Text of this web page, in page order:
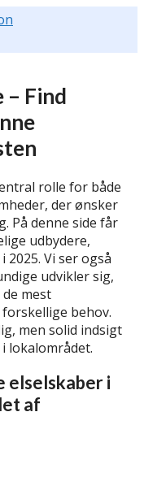
– Find
rolle for både
der ønsker
På denne side får
udbydere,
Vi ser også
udvikler sig,
mest
behov.
men solid indsigt
lokalområdet.
elselskaber i
af